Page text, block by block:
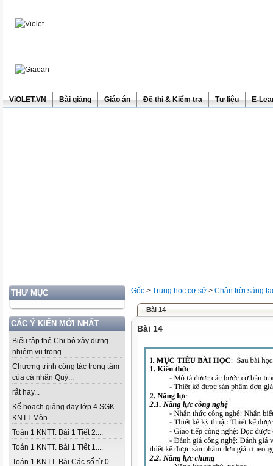
ViOLET.VN Bài giảng Giáo án Đề thi & Kiểm tra Tư liệu E-
THƯ MỤC
CÁC Ý KIẾN MỚI NHẤT
Biểu tập thể Chi bộ xây dựng
nhiệm vụ trọng...
Chương trình công tác trọng tâm
của cá nhân Quý...
rất hay...
Kế hoạch giảng dạy lớp 4 SGK -
KNTT Môn...
Toán 1 KNTT. Bài 1 Tiết 2....
Toán 1 KNTT. Bài 1 Tiết 1....
Toán 1 KNTT. Bài Các số từ 0
Gốc > Trung học cơ sở > Chân trời sáng
Bài 14
Bài 14